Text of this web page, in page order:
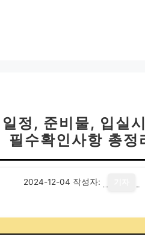
정, 준비물, 입실
필수확인사항 총정
2024-12-04 작성자: